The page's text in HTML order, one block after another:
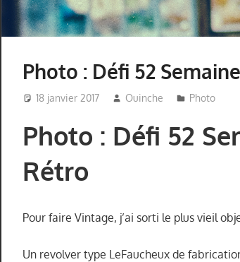
Photo : Défi 52
18 janvier 2017 Ouinche Photo
Photo : Défi 52
Rétro
Pour faire Vintage, j’ai sorti le plus vieil
Un revolver type LeFaucheux de